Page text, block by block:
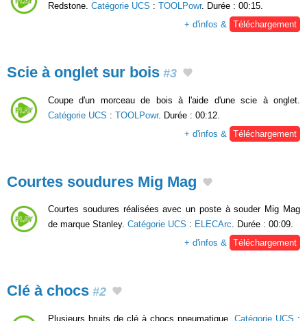
Redstone. Catégorie UCS : TOOLPowr. Durée : 00:15.
+ d'infos & Téléchargement
Scie à onglet sur bois #3
Coupe d'un morceau de bois à l'aide d'une scie à onglet.
Catégorie UCS : TOOLPowr. Durée : 00:12.
+ d'infos &
Téléchargement
Courtes soudures Mig Mag
Courtes soudures réalisées avec un poste à souder Mig Mag
de marque Stanley. Catégorie UCS : ELECArc. Durée : 00:09.
+ d'infos & Téléchargement
Clé à chocs #2
Plusieurs bruits de clé à chocs pneumatique. Catégorie UCS :